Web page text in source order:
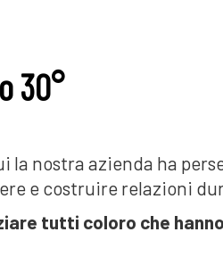
30°
la nostra azienda ha
e costruire relazioni
tutti coloro che